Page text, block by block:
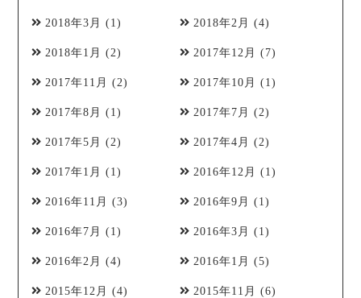
2018年3月 (1) 2018年2月 (4)
2018年1月 (2) 2017年12月 (7)
2017年11月 (2) 2017年10月 (1)
2017年8月 (1) 2017年7月 (2)
2017年5月 (2) 2017年4月 (2)
2017年1月 (1) 2016年12月 (1)
2016年11月 (3) 2016年9月 (1)
2016年7月 (1) 2016年3月 (1)
2016年2月 (4) 2016年1月 (5)
2015年12月 (4) 2015年11月 (6)